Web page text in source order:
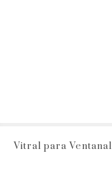
Vitral para Ventanal